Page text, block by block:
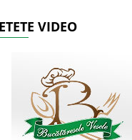
VIDEO